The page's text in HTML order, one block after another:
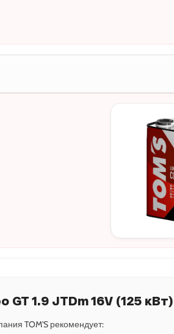
1.9 JTDm 16V (125
TOM'S рекомендует: